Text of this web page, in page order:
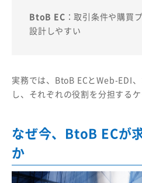
BtoB EC ：取引条件や購買
設計しやすい
実務では、BtoB ECとWeb-EDI
し、それぞれの役割を分担するケ
なぜ今、BtoB ECが
か